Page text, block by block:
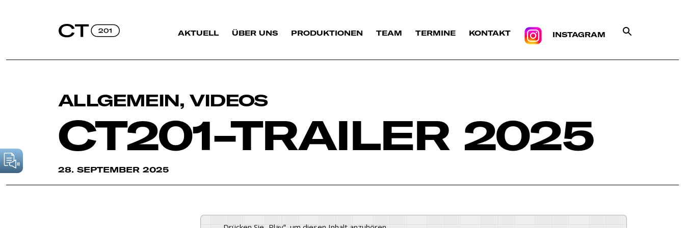
AKTUELL ÜBER UNS PRODUKTIONEN TEAM TERMINE KONTAKT INSTAGRAM
ALLGEMEIN,VIDEOS
CT201-TRAILER 2025
28. SEPTEMBER 2025